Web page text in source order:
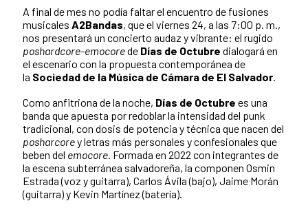
A final de mes no podía faltar el encuentro de fusiones
musicales A2Bandas, que el viernes 24, a las 7:00 p. m.,
nos presentará un concierto audaz y vibrante: el rugido
poshardcore-emocorede Días de Octubre dialogará en
el escenario con la propuesta contemporánea de
la Sociedad de la Música de Cámara de El Salvador.
Como anfitriona de la noche, Días de Octubre es una
banda que apuesta por redoblar la intensidad del punk
tradicional, con dosis de potencia y técnica que nacen del
posharcorey letras más personales y confesionales que
beben del emocore. Formada en 2022 con integrantes de
la escena subterránea salvadoreña, la componen Osmin
Estrada (voz y guitarra), Carlos Ávila (bajo), Jaime Morán
(guitarra) y Kevin Martínez (batería).